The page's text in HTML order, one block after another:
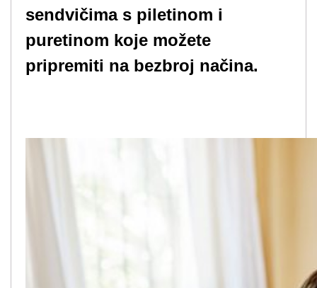
sendvičima s piletinom i
puretinom koje možete
pripremiti na bezbroj načina.